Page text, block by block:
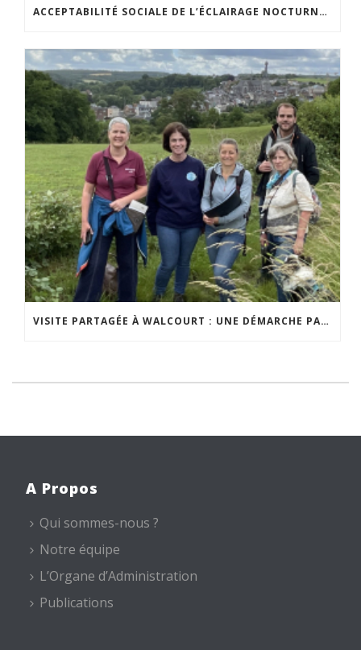
ACCEPTABILITÉ SOCIALE DE L’ÉCLAIRAGE NOCTURNE : LE REPLAY EST DISPONIBLE
VISITE PARTAGÉE À WALCOURT : UNE DÉMARCHE PARTICIPATIVE ANIMÉE PAR ESPACE ENVIRONNEMENT
A Propos
Qui sommes-nous ?
Notre équipe
L’Organe d’Administration
Publications